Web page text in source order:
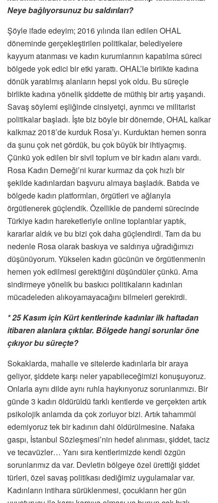
Neye bağlıyorsunuz bu saldırıları?
Şöyle ifade edeyim; 2016 yılında ilan edilen OHAL
döneminde gerçekleştirilen politikalar, belediyelere
kayyum atanması ve kadın kurumlarının kapatılma süreci
bölgede yok edici bir etki yarattı. OHAL’le birlikte kadına
dönük yaratılmış alanların hepsi yok oldu. Bu süreçle
birlikte kadına yönelik şiddette de müthiş bir artış yaşandı.
Savaş söylemi eşliğinde cinsiyetçi, ayrımcı ve militarist
politikalar başladı. İşte biz böyle bir dönemde, OHAL kalkar
kalkmaz 2018’de kurduk Rosa’yı. Kurduktan hemen sonra
da şunu çok net gördük, bu çok büyük bir ihtiyaçmış.
Çünkü yok edilen bir sivil toplum ve bir kadın alanı vardı.
Rosa Kadın Derneği’ni kurar kurmaz da çok hızlı bir
şekilde kadınlardan başvuru almaya başladık. Batıda ve
bölgede kadın platformları, örgütleri ve ağlarıyla
örgütlenerek güçlendik. Özellikle de pandemi sürecinde
Türkiye kadın hareketleriyle online toplantılar yaptık,
kararlar aldık ve bu bizi çok daha güçlendirdi. Tam da bu
nedenle Rosa olarak baskıya ve saldırıya uğradığımızı
düşünüyorum. Yükselen kadın gücünün ve örgütlenmenin
hemen yok edilmesi gerektiğini düşündüler çünkü. Ama
sindirmeye yönelik bu baskıcı politikaların kadınları
mücadeleden alıkoyamayacağını bilmeleri gerekirdi.
* 25 Kasım için Kürt kentlerinde kadınlar ilk haftadan
itibaren alanlara çıktılar. Bölgede hangi sorunlar öne
çıkıyor bu süreçte?
Sokaklarda, mahalle ve sitelerde kadınlarla bir araya
geliyor, şiddete karşı neler yapabileceğimizi konuşuyoruz.
Onlarla aynı dilde aynı ruhla haykırıyoruz sorunlarımızı. Bir
günde 3 kadın öldürüldü farklı kentlerde ve gerçekten artık
psikolojik anlamda da çok zorluyor bizi. Artık tahammül
edemiyoruz tek bir kadının dahi öldürülmesine. Nafaka
gaspı, İstanbul Sözleşmesi’nin hedef alınması, şiddet, taciz
ve tecavüzler… Yanı sıra kentlerimizde kendi özgün
sorunlarımız da var. Devletin bölgeye özel ürettiği şiddet
türleri, özel savaş politikası dediğimiz uygulamalar var.
Kadınların intihara sürüklenmesi, çocukların her gün